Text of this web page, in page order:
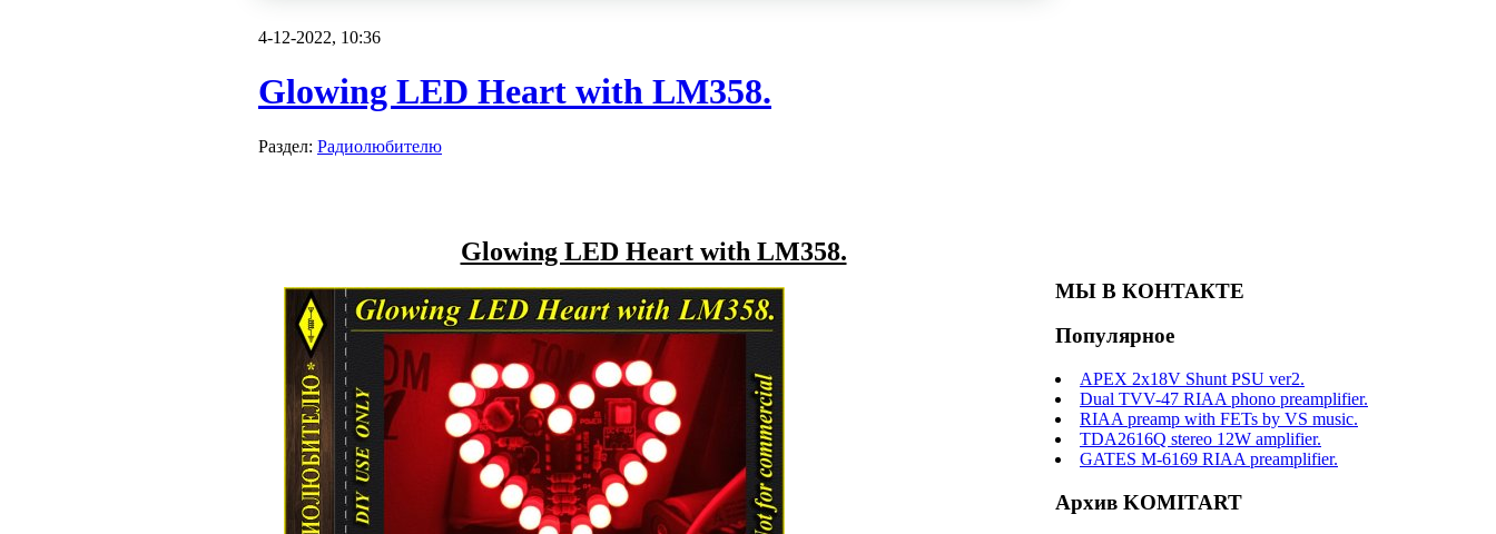
4-12-2022, 10:36
Glowing LED Heart with LM358.
Раздел: Радиолюбителю
Glowing LED Heart with LM358.
МЫ В КОНТАКТЕ
Популярное
APEX 2x18V Shunt PSU ver2.
Dual TVV-47 RIAA phono preamplifier.
RIAA preamp with FETs by VS music.
TDA2616Q stereo 12W amplifier.
GATES M-6169 RIAA preamplifier.
Архив KOMITART